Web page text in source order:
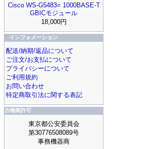
Cisco WS-G5483= 1000BASE-T
GBICモジュール
18,000円
インフォメーション
配送/納期/返品について
ご注文/お支払について
プライバシーについて
ご利用規約
お問い合わせ
特定商取引法に関する表記
古物商許可
東京都公安委員会
第30776508089号
事務機器商